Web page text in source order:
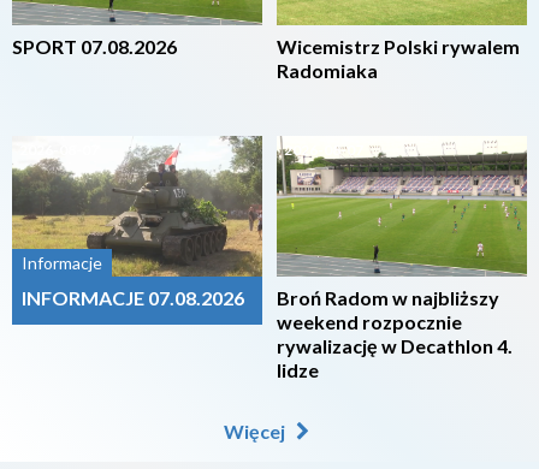
SPORT 07.08.2026
Informacje
INFORMACJE 07.08.2026
Wicemistrz Polski rywalem
Radomiaka
2026-08-07
Broń Radom w najbliższy
weekend rozpocznie
rywalizację w Decathlon 4.
lidze
Więcej